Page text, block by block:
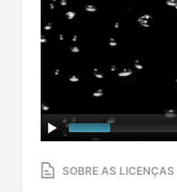
SOBRE AS LICENÇAS